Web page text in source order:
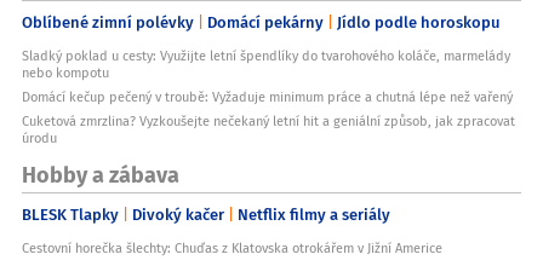
Oblíbené zimní polévky Domácí pekárny Jídlo podle horoskopu
Sladký poklad u cesty: Využijte letní špendlíky do tvarohového koláče, marmelády
nebo kompotu
Domácí kečup pečený v troubě: Vyžaduje minimum práce a chutná lépe než vařený
Cuketová zmrzlina? Vyzkoušejte nečekaný letní hit a geniální způsob, jak zpracovat
úrodu
Hobby a zábava
BLESK Tlapky Divoký kačer Netflix filmy a seriály
Cestovní horečka šlechty: Chuďas z Klatovska otrokářem v Jižní Americe